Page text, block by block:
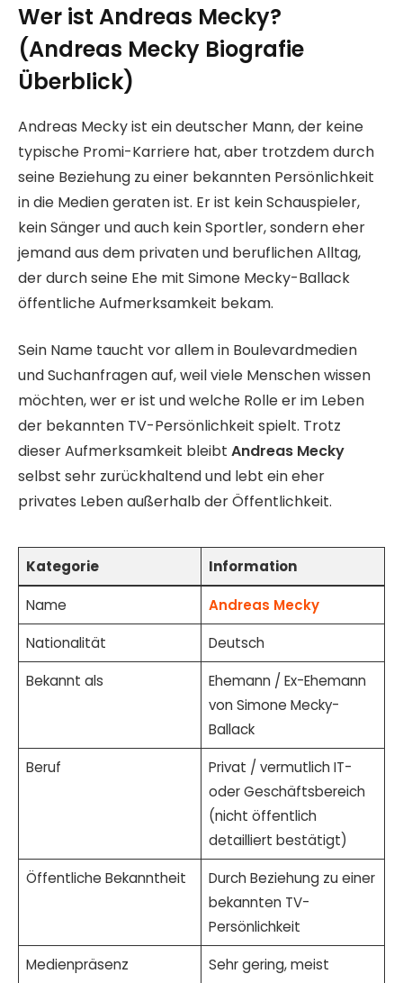
Wer ist Andreas Mecky?
(Andreas Mecky Biografie
Überblick)
Andreas Mecky ist ein deutscher Mann, der keine
typische Promi-Karriere hat, aber trotzdem durch
seine Beziehung zu einer bekannten Persönlichkeit
in die Medien geraten ist. Er ist kein Schauspieler,
kein Sänger und auch kein Sportler, sondern eher
jemand aus dem privaten und beruflichen Alltag,
der durch seine Ehe mit Simone Mecky-Ballack
öffentliche Aufmerksamkeit bekam.
Sein Name taucht vor allem in Boulevardmedien
und Suchanfragen auf, weil viele Menschen wissen
möchten, wer er ist und welche Rolle er im Leben
der bekannten TV-Persönlichkeit spielt. Trotz
dieser Aufmerksamkeit bleibt Andreas Mecky
selbst sehr zurückhaltend und lebt ein eher
privates Leben außerhalb der Öffentlichkeit.
Kategorie Information
Name
Andreas Mecky
Nationalität
Deutsch
Bekannt als
Ehemann / Ex-Ehemann
von Simone Mecky-
Ballack
Beruf
Privat / vermutlich IT-
oder Geschäftsbereich
(nicht öffentlich
detailliert bestätigt)
Öffentliche Bekanntheit
Durch Beziehung zu einer
bekannten TV-
Persönlichkeit
Medienpräsenz
Sehr gering, meist